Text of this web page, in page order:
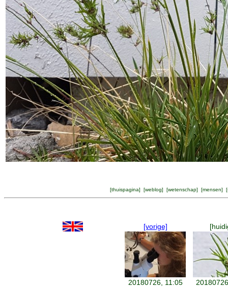
[thuispagina] [weblog] [wetenschap] [mensen] [
[vorige]
20180726, 11:05